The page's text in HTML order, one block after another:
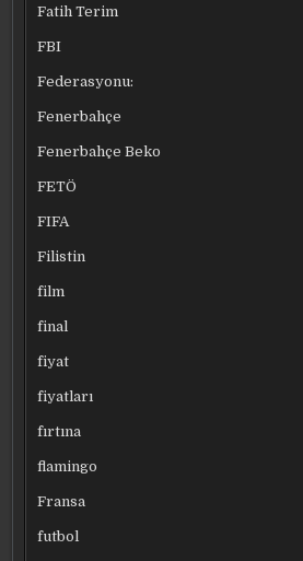
Fatih Terim
FBI
Federasyonu:
Fenerbahçe
Fenerbahçe Beko
FETÖ
FIFA
Filistin
film
final
fiyat
fiyatları
fırtına
flamingo
Fransa
futbol